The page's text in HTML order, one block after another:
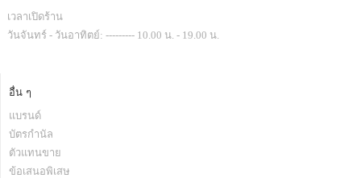
เวลาเปิดร้าน
วันจันทร์ - วันอาทิตย์: --------- 10.00 น. - 19.00 น.
อื่น ๆ
แบรนด์
บัตรกำนัล
ตัวแทนขาย
ข้อเสนอพิเสษ